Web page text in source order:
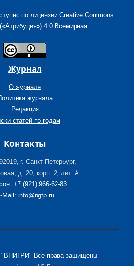
по лицензии Creative Commons
4.0 Всемирная
Журнал
О журнале
журнала
Редакция
статей по годам
Контакты
г. Санкт-Петербург,
д. 20, корп. 2, лит. А
+7 (921) 966-62-83
Mail: info@ngtp.ru
"ВНИГРИ" Все права защищены